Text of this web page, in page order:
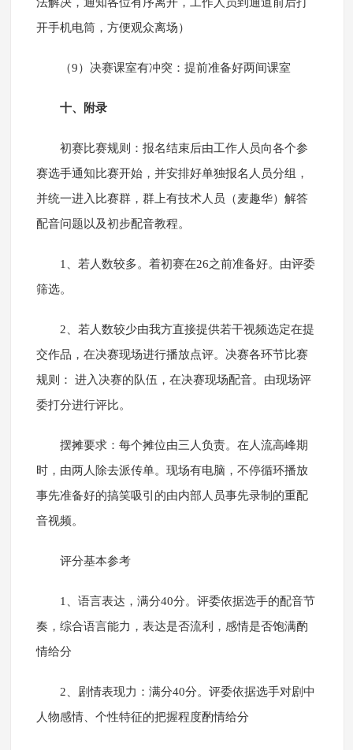
开手机电筒，方便观众离场）
（9）决赛课室有冲突：提前准备好两间课室
十、附录
初赛比赛规则：报名结束后由工作人员向各个参
赛选手通知比赛开始，并安排好单独报名人员分组，
并统一进入比赛群，群上有技术人员（麦趣华）解答
配音问题以及初步配音教程。
1、若人数较多。着初赛在26之前准备好。由评委
筛选。
2、若人数较少由我方直接提供若干视频选定在提
交作品，在决赛现场进行播放点评。决赛各环节比赛
规则： 进入决赛的队伍，在决赛现场配音。由现场评
委打分进行评比。
摆摊要求：每个摊位由三人负责。在人流高峰期
时，由两人除去派传单。现场有电脑，不停循环播放
事先准备好的搞笑吸引的由内部人员事先录制的重配
音视频。
评分基本参考
1、语言表达，满分40分。评委依据选手的配音节
奏，综合语言能力，表达是否流利，感情是否饱满酌
情给分
2、剧情表现力：满分40分。评委依据选手对剧中
人物感情、个性特征的把握程度酌情给分